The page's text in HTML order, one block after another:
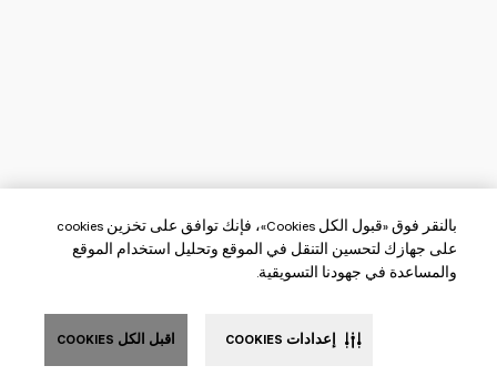
بالنقر فوق «قبول الكل Cookies»، فإنك توافق على تخزين cookies
على جهازك لتحسين التنقل في الموقع وتحليل استخدام الموقع
والمساعدة في جهودنا التسويقية.
اقبل الكل COOKIES إعدادات COOKIES